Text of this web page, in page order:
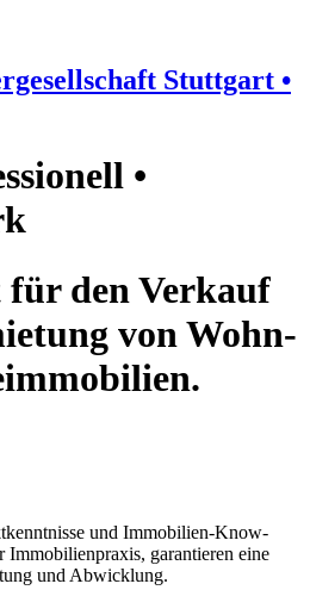
Stuttgart •
•
den Verkauf
von Wohn-
und Immobilien-Know-
garantieren eine
und Abwicklung.